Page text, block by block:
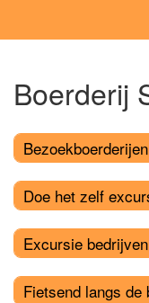
Boerderij
Doe het zelf
Excursie bedrijven
Fietsend langs de